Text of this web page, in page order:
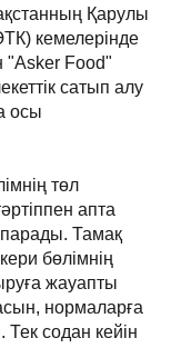
Қарулы
кемелерінде
"Asker Food"
сатып алу
осы
төл
апта
Тамақ
бөлімнің
жауапты
нормаларға
Тек содан кейін